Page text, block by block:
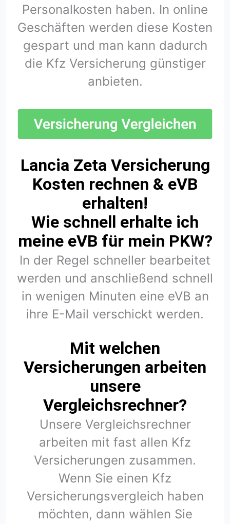
Personalkosten haben. In online
Geschäften werden diese Kosten
gespart und man kann dadurch
die Kfz Versicherung günstiger
anbieten.
Lancia Zeta Versicherung
Kosten rechnen & eVB
erhalten!
Wie schnell erhalte ich
meine eVB für mein PKW?
In der Regel schneller bearbeitet
werden und anschließend schnell
in wenigen Minuten eine eVB an
ihre E-Mail verschickt werden.
Mit welchen
Versicherungen arbeiten
unsere
Vergleichsrechner?
Unsere Vergleichsrechner
arbeiten mit fast allen Kfz
Versicherungen zusammen.
Wenn Sie einen Kfz
Versicherungsvergleich haben
möchten, dann wählen Sie